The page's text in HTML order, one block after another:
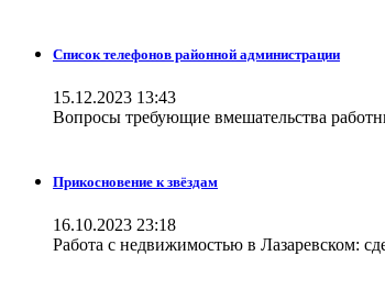
Список телефонов районной администрации
15.12.2023 13:43
Вопросы требующие вмешательства
Прикосновение к звёздам
16.10.2023 23:18
Работа с недвижимостью в Лазаревском: